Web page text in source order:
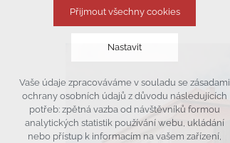
Přijmout všechny cookies
Nastavit
Technická cookies
nutná pro provozování webu
udržení kontextu stránek (session):
případná přihlášení, volby jazyka, apod.
Vaše údaje zpracováváme v souladu se zásadami
ochrany osobních údajů z důvodu následujících
potřeb: zpětná vazba od návštěvníků formou
analytických statistik používání webu, ukládání
nebo přístup k informacím na vašem zařízení,